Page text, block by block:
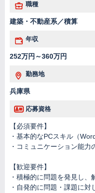
職種
建築・不動産系／積算
年収
252万円～360万円
勤務地
兵庫県
応募資格
【必須要件】
・基本的なPCスキル（
・コミュニケーション能力
【歓迎要件】
・積極的に問題を発見し
・自発的に問題・課題に